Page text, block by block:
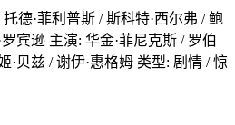
德·菲利普斯 / 斯科特·西尔弗 / 鲍
宾逊 主演: 华金·菲尼克斯 / 罗伯
·贝兹 / 谢伊·惠格姆 类型: 剧情 / 惊